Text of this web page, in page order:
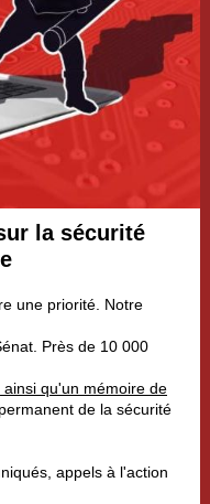
la sécurité
une priorité. Notre
Près de 10 000
qu'un mémoire de
de la sécurité
appels à l'action